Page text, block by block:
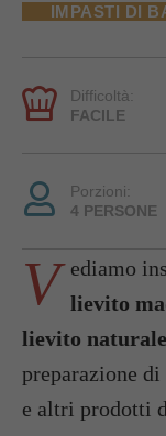
IMPASTI DI
Difficoltà:
FACILE
Porzioni:
4 PERSONE
V ediamo
lievito
lievito naturale
preparazione di
e altri prodotti